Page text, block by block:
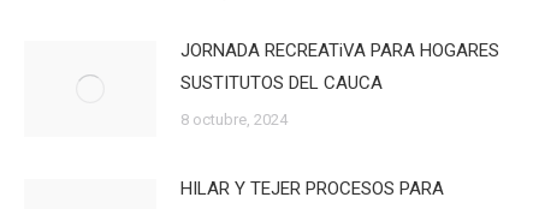
JORNADA RECREATiVA PARA HOGARES
SUSTITUTOS DEL CAUCA
8 octubre, 2024
HILAR Y TEJER PROCESOS PARA